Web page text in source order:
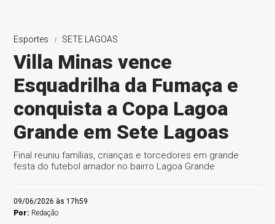
Esportes SETE LAGOAS
Villa Minas vence
Esquadrilha da Fumaça e
conquista a Copa Lagoa
Grande em Sete Lagoas
Final reuniu famílias, crianças e torcedores em grande
festa do futebol amador no bairro Lagoa Grande
09/06/2026 às 17h59
Por: Redação